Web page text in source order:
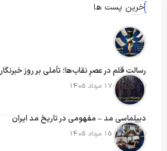
آخرین پست ها
رسالتِ قلم در عصرِ نقاب‌ها؛ تأملی بر روز خبرنگار
تاریخ انتشار: 17 مرداد 1405
دیپلماسی مد – مفهومی در تاریخ مد ایران
تاریخ انتشار: 15 مرداد 1405